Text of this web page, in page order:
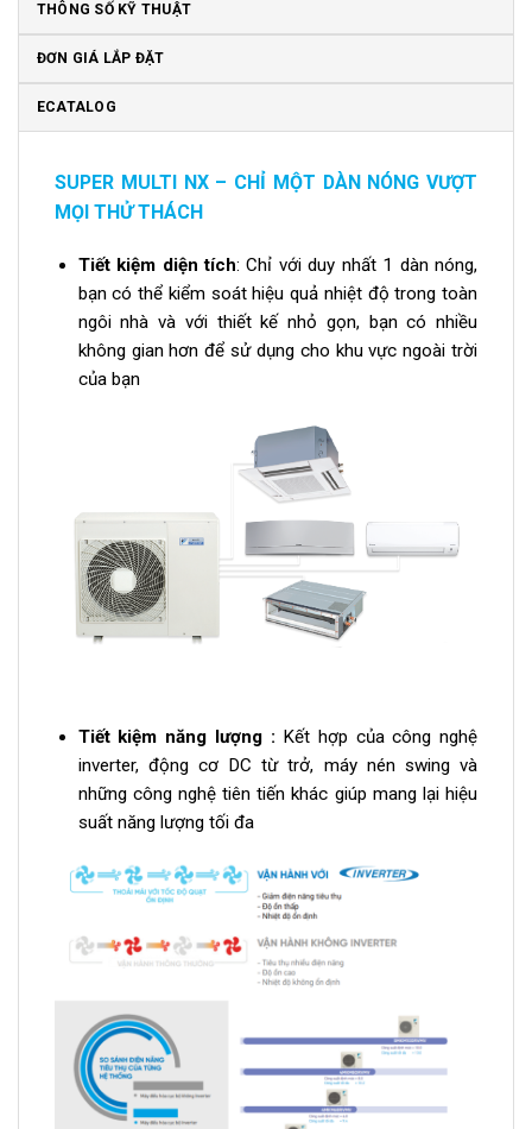
THÔNG SỐ KỸ THUẬT
ĐƠN GIÁ LẮP ĐẶT
ECATALOG
SUPER MULTI NX – CHỈ MỘT DÀN NÓNG VƯỢT
MỌI THỬ THÁCH
Tiết kiệm diện tích: Chỉ với duy nhất 1 dàn nóng,
bạn có thể kiểm soát hiệu quả nhiệt độ trong toàn
ngôi nhà và với thiết kế nhỏ gọn, bạn có nhiều
không gian hơn để sử dụng cho khu vực ngoài trời
của bạn
Tiết kiệm năng lượng : Kết hợp của công nghệ
inverter, động cơ DC từ trở, máy nén swing và
những công nghệ tiên tiến khác giúp mang lại hiệu
suất năng lượng tối đa